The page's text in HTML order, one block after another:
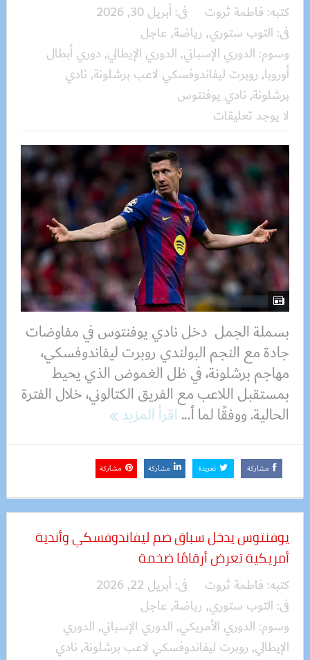
كتبه: فاطمة ثروت فى:أبريل 30, 2026
فى: التوب ستوري, رياضة, عاجل
وسوم: الدوري الإسباني, الدوري الإيطالي, دوري أبطال
أوروبا, روبرت ليفاندوفسكي لاعب برشلونة, نادي
برشلونة, نادي يوفنتوس
لا يوجد تعليقات
بسملة الجمل دخل نادي يوفنتوس في مفاوضات
جادة مع النجم البولندي روبرت ليفاندوفسكي،
مهاجم برشلونة، في ظل الغموض الذي يحيط
بمستقبل اللاعب مع الفريق الكتالوني، خلال الفترة
الحالية. ووفقًا لما أ...اقرأ المزيد
مشاركة تغريدة مشاركة مشاركة
يوفنتوس يدخل سباق ضم ليفاندوفسكي وأندية
أمريكية تعرض أرقامًا ضخمة
كتبه: فاطمة ثروت فى:أبريل 22, 2026
فى: التوب ستوري, رياضة, عاجل
وسوم: الدوري الأمريكي, الدوري الإسباني, الدوري
الإيطالي, روبرت ليفاندوفسكي لاعب برشلونة, نادي